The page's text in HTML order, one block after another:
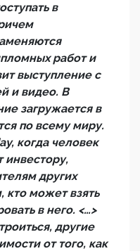
в
работ и
выступление с
и видео. В
загружается в
по всему миру.
когда человек
инвестору,
других
кто может взять
в него. <…>
другие
от того, как